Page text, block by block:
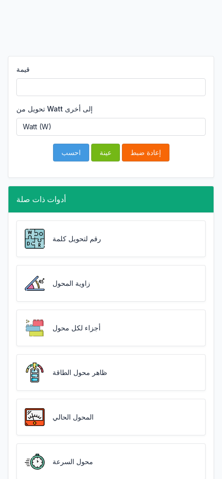
قيمة
تحويل من Watt إلى أخرى
احسب عينة إعادة ضبط
أدوات ذات صلة
رقم لتحويل كلمة
زاوية المحول
أجزاء لكل محول
ظاهر محول الطاقة
المحول الحالي
محول السرعة